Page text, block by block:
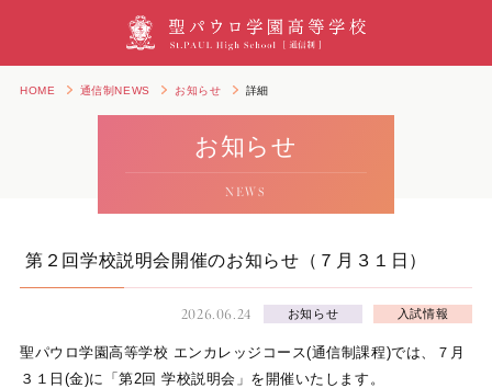
HOME 通信制NEWS お知らせ 詳細
お知らせ
NEWS
第２回学校説明会開催のお知らせ（７月３１日）
2026.06.24 お知らせ 入試情報
聖パウロ学園高等学校 エンカレッジコース(通信制課程)では、７月
３１日(金)に「第2回 学校説明会」を開催いたします。